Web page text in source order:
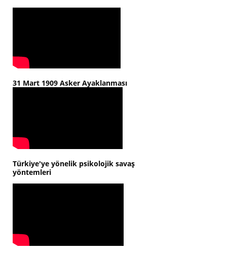
31 Mart 1909 Asker Ayaklanması
Türkiye'ye yönelik psikolojik savaş
yöntemleri